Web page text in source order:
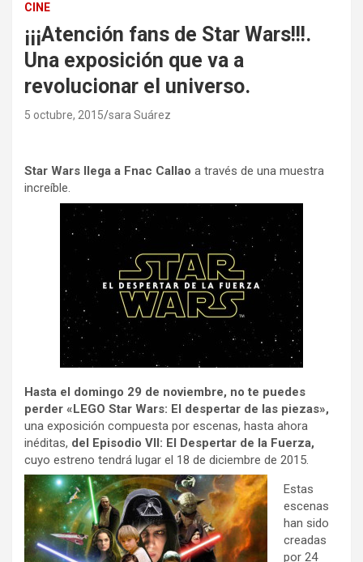
CINE
¡¡¡Atención fans de Star Wars!!!.
Una exposición que va a
revolucionar el universo.
5 octubre, 2015 sara Suárez
Star Wars llega a Fnac Callao a través de una muestra
increíble.
Hasta el domingo 29 de noviembre, no te puedes
perder «LEGO Star Wars: El despertar de las piezas»,
una exposición compuesta por escenas, hasta ahora
inéditas, del Episodio VII: El Despertar de la Fuerza,
cuyo estreno tendrá lugar el 18 de diciembre de 2015.
Estas
escenas
han sido
creadas
por 24